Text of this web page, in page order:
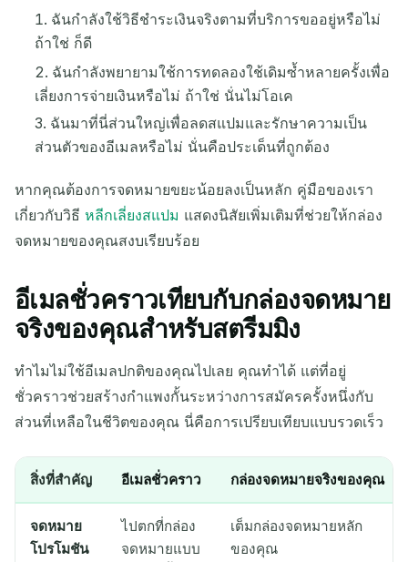
ฉันกำลังใช้วิธีชำระเงินจริงตามที่บริการขออยู่หรือไม่
ถ้าใช่ ก็ดี
ฉันกำลังพยายามใช้การทดลองใช้เดิมซ้ำหลายครั้งเพื่อ
เลี่ยงการจ่ายเงินหรือไม่ ถ้าใช่ นั่นไม่โอเค
ฉันมาที่นี่ส่วนใหญ่เพื่อลดสแปมและรักษาความเป็น
ส่วนตัวของอีเมลหรือไม่ นั่นคือประเด็นที่ถูกต้อง
หากคุณต้องการจดหมายขยะน้อยลงเป็นหลัก คู่มือของเรา
เกี่ยวกับวิธี หลีกเลี่ยงสแปม แสดงนิสัยเพิ่มเติมที่ช่วยให้กล่อง
จดหมายของคุณสงบเรียบร้อย
อีเมลชั่วคราวเทียบกับกล่องจดหมาย
จริงของคุณสำหรับสตรีมมิง
ทำไมไม่ใช้อีเมลปกติของคุณไปเลย คุณทำได้ แต่ที่อยู่
ชั่วคราวช่วยสร้างกำแพงกั้นระหว่างการสมัครครั้งหนึ่งกับ
ส่วนที่เหลือในชีวิตของคุณ นี่คือการเปรียบเทียบแบบรวดเร็ว
สิ่งที่สำคัญ อีเมลชั่วคราว กล่องจดหมายจริงของคุณ
จดหมาย
โปรโมชัน
ไปตกที่กล่อง
จดหมายแบบ
เต็มกล่องจดหมายหลัก
ของคุณ